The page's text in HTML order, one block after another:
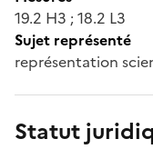
19.2 H3 ; 18.2 L3
Sujet représenté
représentation
Statut